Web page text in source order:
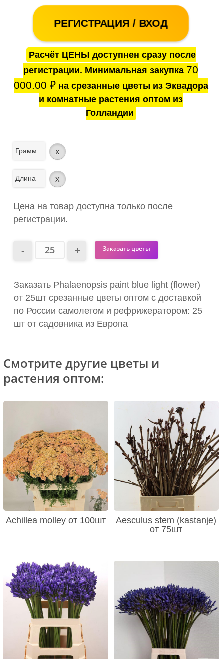
РЕГИСТРАЦИЯ / ВХОД
Расчёт ЦЕНЫ доступнен сразу после
регистрации. Минимальная закупка 70
000.00 ₽на срезанные цветы из Эквадора
и комнатные растения оптом из
Голландии
Грамм x
Длина x
Цена на товар доступна только после
регистрации.
Заказать цветы
Заказать Phalaenopsis paint blue light (flower)
от 25шт срезанные цветы оптом с доставкой
по России самолетом и рефрижератором: 25
шт от садовника из Европа
Смотрите другие цветы и
растения оптом:
Achillea molley от 100шт
Aesculus stem (kastanje)
от 75шт